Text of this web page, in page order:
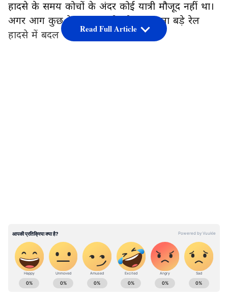
हादसे के समय कोचों के अंदर कोई यात्री मौजूद नहीं था।
अगर आग कुछ देर बाद लगती, तो यह घटना बड़े रेल
हादसे में बदल सकती थी।
Read Full Article
ABOUT THE AUTHOR